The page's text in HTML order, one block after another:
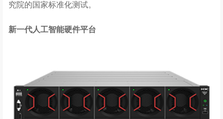
究院的国家标准化测试。
新一代人工智能硬件平台